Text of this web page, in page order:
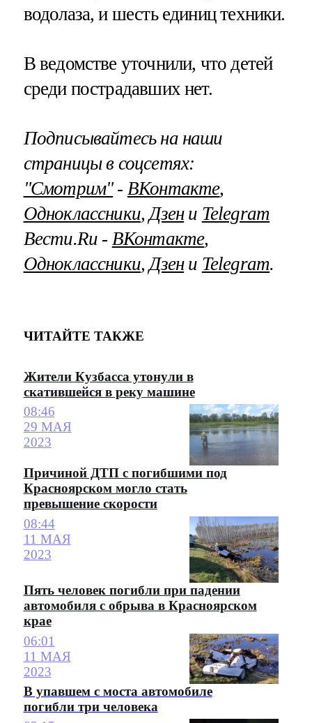
водолаза, и шесть единиц техники.
В ведомстве уточнили, что детей
среди пострадавших нет.
Подписывайтесь на наши
страницы в соцсетях:
"Смотрим"‐ ВКонтакте,
Одноклассники, Дзени Telegram
Вести.Ru ‐ ВКонтакте,
Одноклассники, Дзени Telegram.
ЧИТАЙТЕ ТАКЖЕ
Жители Кузбасса утонули в
скатившейся в реку машине
08:46
29 МАЯ
2023
Причиной ДТП с погибшими под
Красноярском могло стать
превышение скорости
08:44
11 МАЯ
2023
Пять человек погибли при падении
автомобиля с обрыва в Красноярском
крае
06:01
11 МАЯ
2023
В упавшем с моста автомобиле
погибли три человека